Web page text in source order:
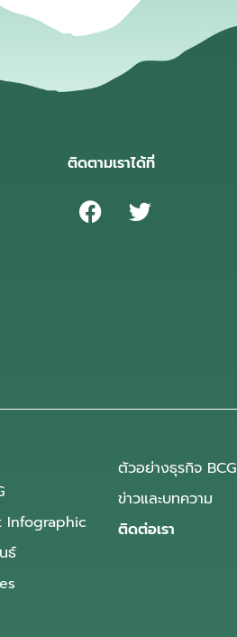
ติดตามเราได้ที่
Infographic
ธ์
ตัวอย่างธุรกิจ BCG
ข่าวและบทความ
ติดต่อเรา